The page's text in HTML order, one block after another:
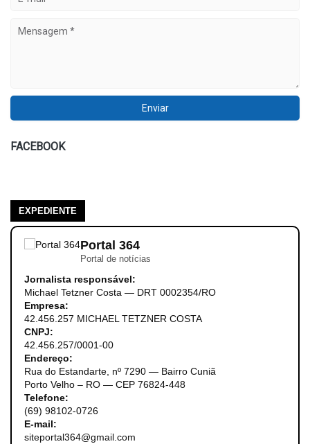
FACEBOOK
EXPEDIENTE
Portal 364
Portal de notícias
Jornalista responsável:
Michael Tetzner Costa — DRT 0002354/RO
Empresa:
42.456.257 MICHAEL TETZNER COSTA
CNPJ:
42.456.257/0001-00
Endereço:
Rua do Estandarte, nº 7290 — Bairro Cuniã
Porto Velho – RO — CEP 76824-448
Telefone:
(69) 98102-0726
E-mail:
siteportal364@gmail.com